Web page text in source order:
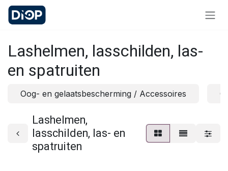
Skip to Content
Lashelmen, lasschilden, las-
en spatruiten
Oog- en gelaatsbescherming / Accessoires
Lashelmen,
lasschilden, las- en
spatruiten